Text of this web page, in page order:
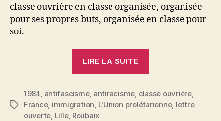
classe ouvrière en classe organisée, organisée
pour ses propres buts, organisée en classe pour
soi.
LIRE LA SUITE
comité
de
Étiquettes
1984, antifascisme, antiracisme, classe ouvrière,
France, immigration, L'Union prolétarienne, lettre
ouverte, Lille, Roubaix